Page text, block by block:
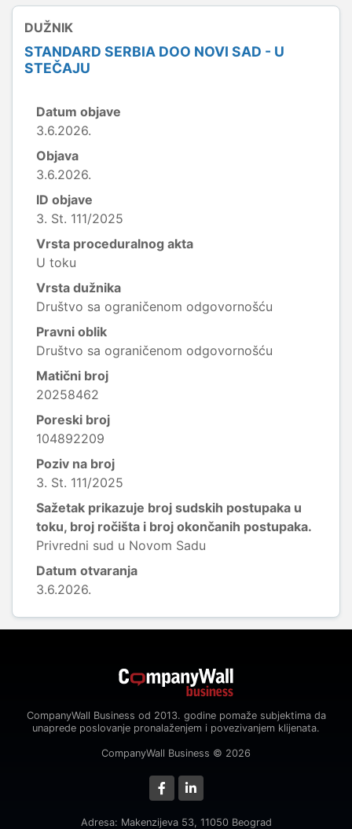
DUŽNIK
STANDARD SERBIA DOO NOVI SAD - U
STEČAJU
Datum objave
3.6.2026.
Objava
3.6.2026.
ID objave
3. St. 111/2025
Vrsta proceduralnog akta
U toku
Vrsta dužnika
Društvo sa ograničenom odgovornošću
Pravni oblik
Društvo sa ograničenom odgovornošću
Matični broj
20258462
Poreski broj
104892209
Poziv na broj
3. St. 111/2025
Sažetak prikazuje broj sudskih postupaka u
toku, broj ročišta i broj okončanih postupaka.
Privredni sud u Novom Sadu
Datum otvaranja
3.6.2026.
CompanyWall Business od 2013. godine pomaže subjektima da
unaprede poslovanje pronalaženjem i povezivanjem klijenata.
CompanyWall Business © 2026
Adresa: Makenzijeva 53, 11050 Beograd